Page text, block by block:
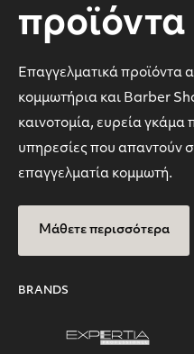
προϊόντα
Επαγγελματικά προϊόντα
κομμωτήρια και Barber
καινοτομία, ευρεία γκάμα
υπηρεσίες που απαντούν
επαγγελματία κομμωτή.
Μάθετε περισσότερα
BRANDS